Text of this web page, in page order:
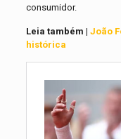
consumidor.
Leia também | João
histórica